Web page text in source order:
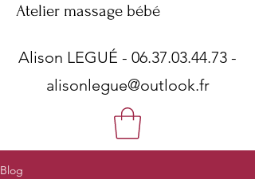
Atelier massage bébé
Alison LEGUÉ - 06.37.03.44.73 -
alisonlegue@outlook.fr
Blog